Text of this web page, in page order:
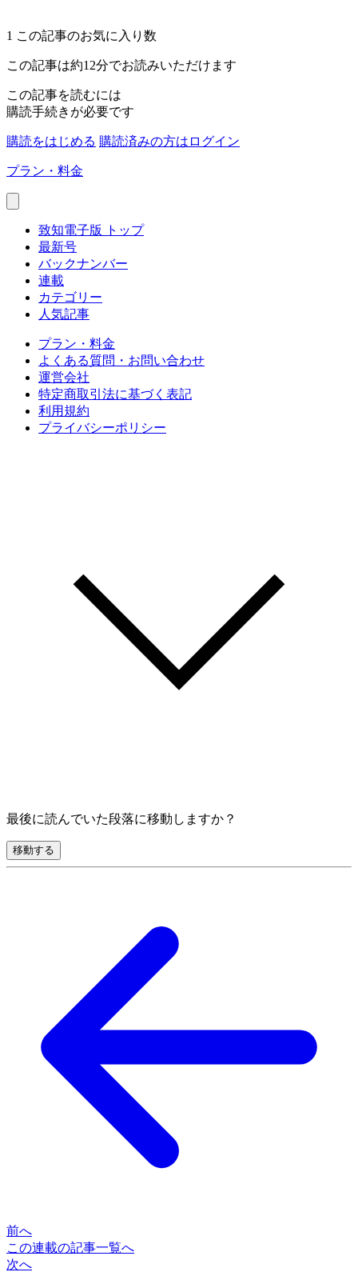
1 この記事のお気に入り数
この記事は約12分でお読みいただけます
この記事を読むには
購読手続きが必要です
購読をはじめる 購読済みの方はログイン
プラン・料金
致知電子版 トップ
最新号
バックナンバー
連載
カテゴリー
人気記事
プラン・料金
よくある質問・お問い合わせ
運営会社
特定商取引法に基づく表記
利用規約
プライバシーポリシー
最後に読んでいた段落に移動しますか？
移動する
前へ
この連載の記事一覧へ
次へ